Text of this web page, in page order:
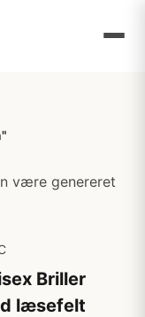
være genereret
Briller
læsefelt